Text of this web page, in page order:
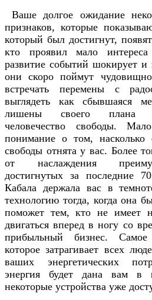
Ваше долгое ожидание
признаков, которые
который был достигнут,
кто проявил мало
развитие событий шокирует и
они скоро поймут
встречать перемены с
выглядеть как сбывшаяся
лишены своего плана
человечество свободы.
понимание о том, насколько
свободы отнята у вас. Более
от наслаждения
достигнутых за последние
Кабала держала вас в
технологию тогда, когда она
поможет тем, кто не имеет
двигаться вперед в ногу со
прибыльный бизнес.
которое затрагивает всех
ваших энергетических
энергия будет дана вам в
некоторые устройства уже